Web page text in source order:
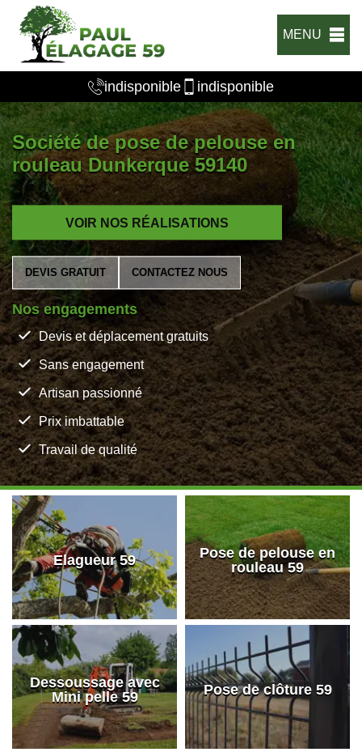
MENU
indisponible indisponible
Société de pose de pelouse en
rouleau Dunkerque 59140
VOIR NOS RÉALISATIONS
DEVIS GRATUIT CONTACTEZ NOUS
Nos engagements
Devis et déplacement gratuits
Sans engagement
Artisan passionné
Prix imbattable
Travail de qualité
Elagueur 59
Pose de pelouse en
rouleau 59
Dessoussage avec
Mini pelle 59
Pose de clôture 59